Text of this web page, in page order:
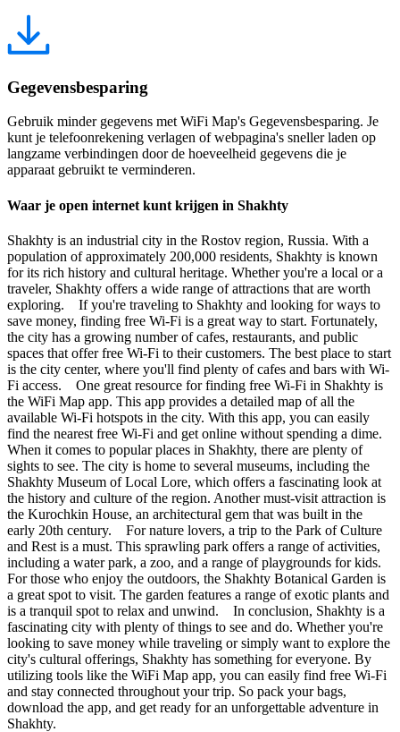
Gegevensbesparing
Gebruik minder gegevens met WiFi Map's Gegevensbesparing. Je
kunt je telefoonrekening verlagen of webpagina's sneller laden op
langzame verbindingen door de hoeveelheid gegevens die je
apparaat gebruikt te verminderen.
Waar je open internet kunt krijgen in Shakhty
Shakhty is an industrial city in the Rostov region, Russia. With a
population of approximately 200,000 residents, Shakhty is known
for its rich history and cultural heritage. Whether you're a local or a
traveler, Shakhty offers a wide range of attractions that are worth
exploring. If you're traveling to Shakhty and looking for ways to
save money, finding free Wi-Fi is a great way to start. Fortunately,
the city has a growing number of cafes, restaurants, and public
spaces that offer free Wi-Fi to their customers. The best place to start
is the city center, where you'll find plenty of cafes and bars with Wi-
Fi access. One great resource for finding free Wi-Fi in Shakhty is
the WiFi Map app. This app provides a detailed map of all the
available Wi-Fi hotspots in the city. With this app, you can easily
find the nearest free Wi-Fi and get online without spending a dime.
When it comes to popular places in Shakhty, there are plenty of
sights to see. The city is home to several museums, including the
Shakhty Museum of Local Lore, which offers a fascinating look at
the history and culture of the region. Another must-visit attraction is
the Kurochkin House, an architectural gem that was built in the
early 20th century. For nature lovers, a trip to the Park of Culture
and Rest is a must. This sprawling park offers a range of activities,
including a water park, a zoo, and a range of playgrounds for kids.
For those who enjoy the outdoors, the Shakhty Botanical Garden is
a great spot to visit. The garden features a range of exotic plants and
is a tranquil spot to relax and unwind. In conclusion, Shakhty is a
fascinating city with plenty of things to see and do. Whether you're
looking to save money while traveling or simply want to explore the
city's cultural offerings, Shakhty has something for everyone. By
utilizing tools like the WiFi Map app, you can easily find free Wi-Fi
and stay connected throughout your trip. So pack your bags,
download the app, and get ready for an unforgettable adventure in
Shakhty.